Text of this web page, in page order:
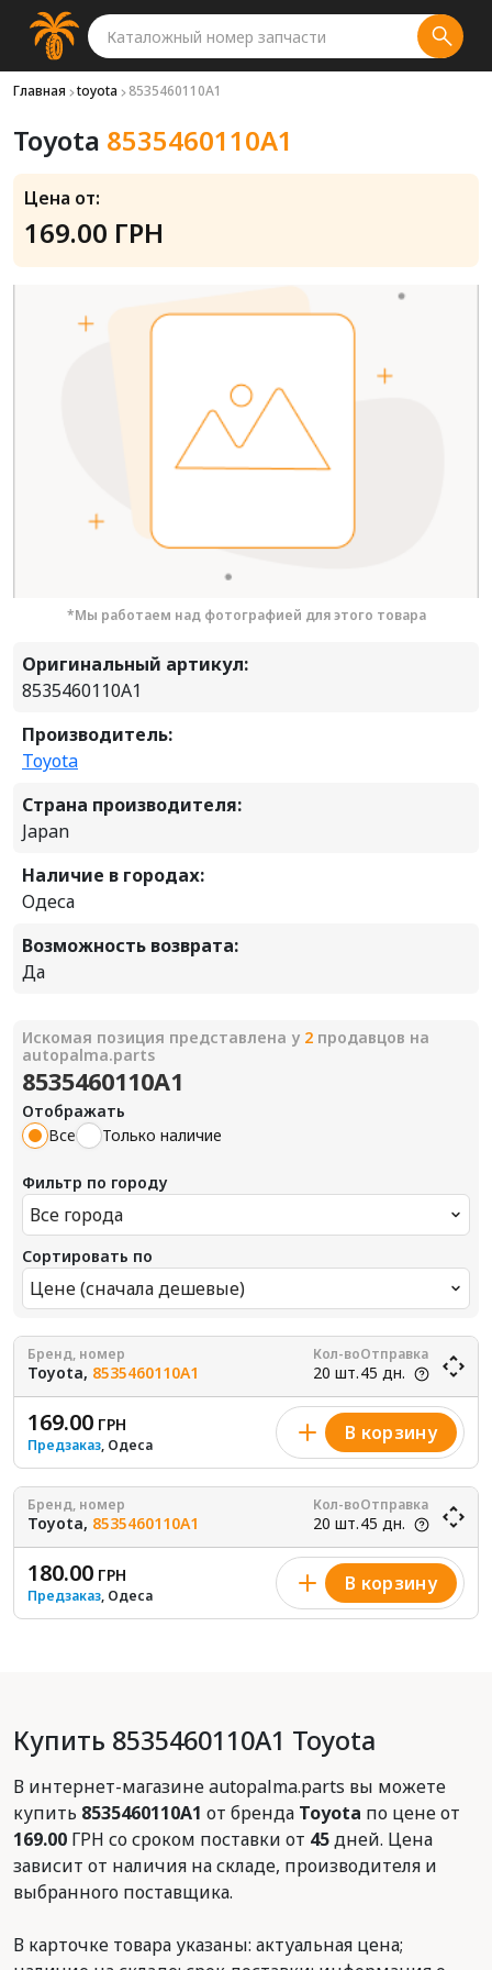
Главная toyota 8535460110A1
Toyota 8535460110A1
Цена от:
169.00 ГРН
*Мы работаем над фотографией для этого товара
Оригинальный артикул:
8535460110A1
Производитель:
Toyota
Страна производителя:
Japan
Наличие в городах:
Одеса
Возможность возврата:
Да
Искомая позиция представлена у 2 продавцов на
autopalma.parts
8535460110A1
Отображать
Все
Только наличие
Фильтр по городу
Все города
Сортировать по
Цене (сначала дешевые)
Бренд, номер
Toyota, 8535460110A1
Кол-во
20 шт.
Отправка
45 дн.
169.00 ГРН
Предзаказ, Одеса
В корзину
Бренд, номер
Toyota, 8535460110A1
Кол-во
20 шт.
Отправка
45 дн.
180.00 ГРН
Предзаказ, Одеса
В корзину
Купить 8535460110A1 Toyota
В интернет-магазине autopalma.parts вы можете
купить 8535460110A1 от бренда Toyota по цене от
169.00 ГРН со сроком поставки от 45дней. Цена
зависит от наличия на складе, производителя и
выбранного поставщика.
В карточке товара указаны: актуальная цена;